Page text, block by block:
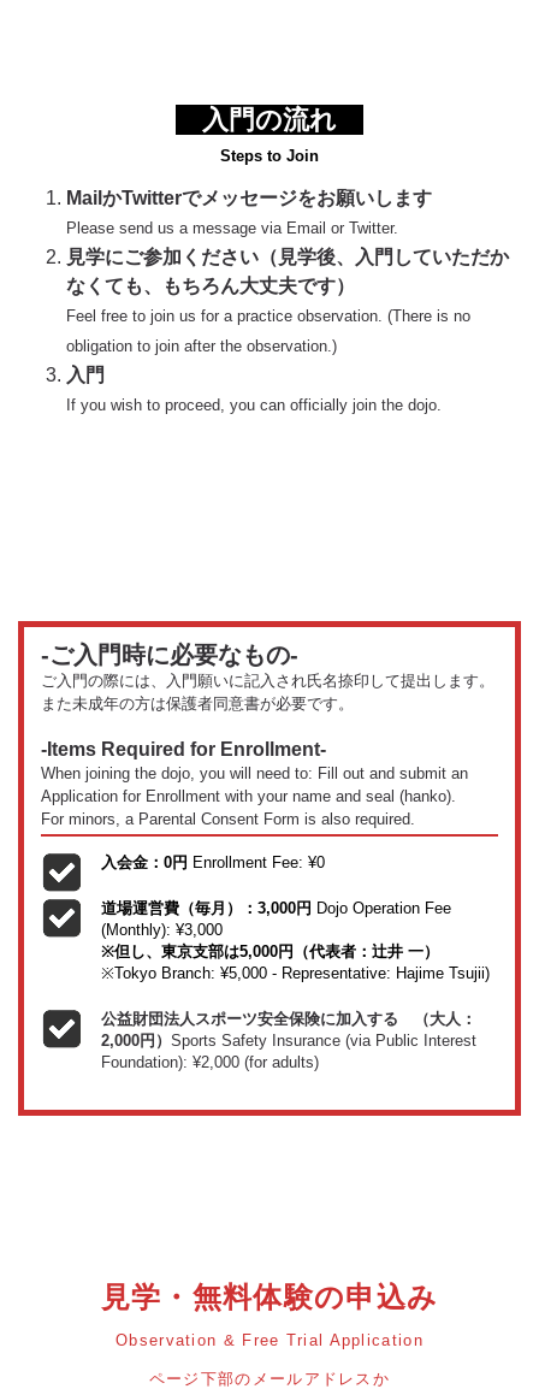
入門の流れ
Steps to Join
MailかTwitterでメッセージをお願いします
Please send us a message via Email or Twitter.
見学にご参加ください（見学後、入門していただか
なくても、もちろん大丈夫です）
Feel free to join us for a practice observation. (There is no
obligation to join after the observation.)
入門
If you wish to proceed, you can officially join the dojo.
-ご入門時に必要なもの-
ご入門の際には、入門願いに記入され氏名捺印して提出します。
また未成年の方は保護者同意書が必要です。
-Items Required for Enrollment-
When joining the dojo, you will need to: Fill out and submit an
Application for Enrollment with your name and seal (hanko).
For minors, a Parental Consent Form is also required.
入会金：0円 Enrollment Fee: ¥0
道場運営費（毎月）：3,000円 Dojo Operation Fee
(Monthly): ¥3,000
※但し、東京支部は5,000円（代表者：辻井 一）
※Tokyo Branch: ¥5,000 - Representative: Hajime Tsujii)
公益財団法人スポーツ安全保険に加入する
（大人：
2,000円） Sports Safety Insurance (via Public Interest
Foundation): ¥2,000 (for adults)
見学・無料体験の申込み
Observation & Free Trial Application
ページ下部のメールアドレスか